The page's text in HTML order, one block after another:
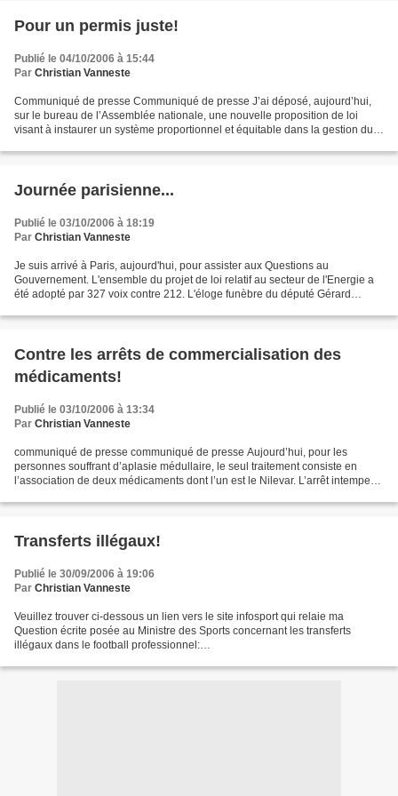
Pour un permis juste!
Publié le 04/10/2006 à 15:44
Par Christian Vanneste
Communiqué de presse Communiqué de presse J’ai déposé, aujourd’hui,
sur le bureau de l’Assemblée nationale, une nouvelle proposition de loi
visant à instaurer un système proportionnel et équitable dans la gestion du
Journée parisienne...
Publié le 03/10/2006 à 18:19
Par Christian Vanneste
Je suis arrivé à Paris, aujourd'hui, pour assister aux Questions au
Gouvernement. L'ensemble du projet de loi relatif au secteur de l'Energie a
été adopté par 327 voix contre 212. L'éloge funèbre du député Gérard
Contre les arrêts de commercialisation des
médicaments!
Publié le 03/10/2006 à 13:34
Par Christian Vanneste
communiqué de presse communiqué de presse Aujourd’hui, pour les
personnes souffrant d’aplasie médullaire, le seul traitement consiste en
l’association de deux médicaments dont l’un est le Nilevar. L’arrêt intempestif
Transferts illégaux!
Publié le 30/09/2006 à 19:06
Par Christian Vanneste
Veuillez trouver ci-dessous un lien vers le site infosport qui relaie ma
Question écrite posée au Ministre des Sports concernant les transferts
illégaux dans le football professionnel:
IDIQUE_FICHE/...